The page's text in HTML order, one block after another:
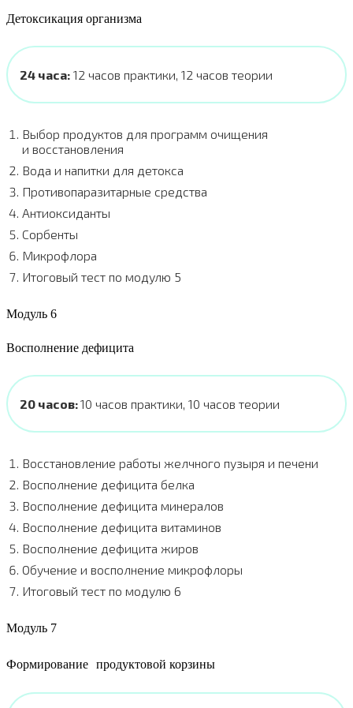
Детоксикация организма
24 часа: 12 часов практики, 12 часов теории
Выбор продуктов для программ очищения
и восстановления
Вода и напитки для детокса
Противопаразитарные средства
Антиоксиданты
Сорбенты
Микрофлора
Итоговый тест по модулю 5
Модуль 6
Восполнение дефицита
20 часов:10 часов практики, 10 часов теории
Восстановление работы желчного пузыря и печени
Восполнение дефицита белка
Восполнение дефицита минералов
Восполнение дефицита витаминов
Восполнение дефицита жиров
Обучение и восполнение микрофлоры
Итоговый тест по модулю 6
Модуль 7
Формирование продуктовой корзины